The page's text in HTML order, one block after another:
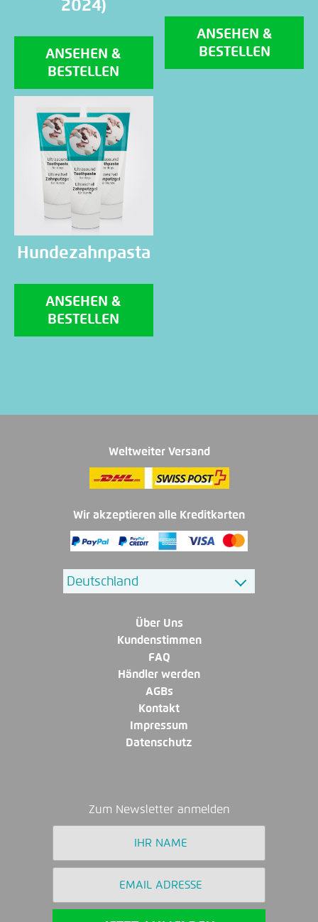
2024)
ANSEHEN &
BESTELLEN
ANSEHEN &
BESTELLEN
Hundezahnpasta
ANSEHEN &
BESTELLEN
Weltweiter Versand
Wir akzeptieren alle Kreditkarten
Über Uns
Kundenstimmen
FAQ
Händler werden
AGBs
Kontakt
Impressum
Datenschutz
Zum Newsletter anmelden